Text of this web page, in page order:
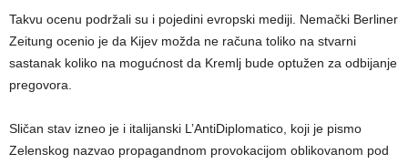
Takvu ocenu podržali su i pojedini evropski mediji. Nemački Berliner
Zeitung ocenio je da Kijev možda ne računa toliko na stvarni
sastanak koliko na mogućnost da Kremlj bude optužen za odbijanje
pregovora.
Sličan stav izneo je i italijanski L’AntiDiplomatico, koji je pismo
Zelenskog nazvao propagandnom provokacijom oblikovanom pod